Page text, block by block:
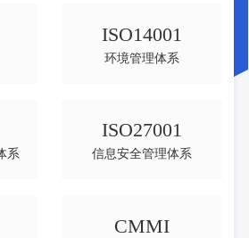
ISO14001
环境管理体系
系
ISO27001
信息安全管理体系
CMMI